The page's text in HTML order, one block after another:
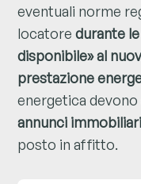
eventuali norme
locatoredurante
disponibile» al
prestazione
energetica
annunci immobiliari
posto in affitto.